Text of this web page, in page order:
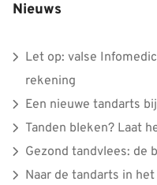
Nieuws
Let op: valse
rekening
Een nieuwe tandarts
Tanden bleken? Laat
Gezond tandvlees: de
Naar de tandarts in